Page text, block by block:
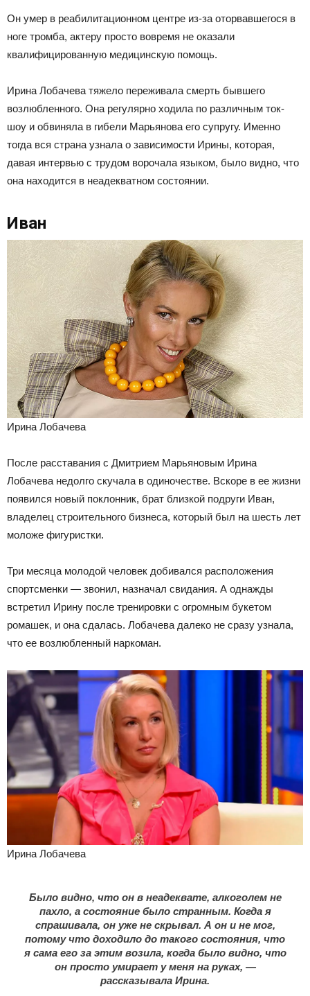
Он умер в реабилитационном центре из-за оторвавшегося в
ноге тромба, актеру просто вовремя не оказали
квалифицированную медицинскую помощь.
Ирина Лобачева тяжело переживала смерть бывшего
возлюбленного. Она регулярно ходила по различным ток-
шоу и обвиняла в гибели Марьянова его супругу. Именно
тогда вся страна узнала о зависимости Ирины, которая,
давая интервью с трудом ворочала языком, было видно, что
она находится в неадекватном состоянии.
Иван
Ирина Лобачева
После расставания с Дмитрием Марьяновым Ирина
Лобачева недолго скучала в одиночестве. Вскоре в ее жизни
появился новый поклонник, брат близкой подруги Иван,
владелец строительного бизнеса, который был на шесть лет
моложе фигуристки.
Три месяца молодой человек добивался расположения
спортсменки — звонил, назначал свидания. А однажды
встретил Ирину после тренировки с огромным букетом
ромашек, и она сдалась. Лобачева далеко не сразу узнала,
что ее возлюбленный наркоман.
Ирина Лобачева
Было видно, что он в неадеквате, алкоголем не
пахло, а состояние было странным. Когда я
спрашивала, он уже не скрывал. А он и не мог,
потому что доходило до такого состояния, что
я сама его за этим возила, когда было видно, что
он просто умирает у меня на руках, —
рассказывала Ирина.